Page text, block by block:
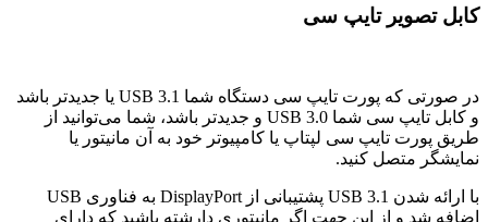
کابل تصویر تایپ سی
در صورتی که پورت تایپ سی دستگاه شما USB 3.1 یا جدیدتر باشد
و کابل تایپ سی شما USB 3.0 و جدیدتر باشد، شما می‌توانید از
طریق پورت تایپ سی لپتاپ یا کامپیوتر خود به آن مانیتور یا
نمایشگر متصل کنید.
با ارائه شدن USB 3.1 پشتیبانی از DisplayPort به فناوری USB
اضافه شد و از این جهت اگر مانیتوری دارشته باشید که دارای